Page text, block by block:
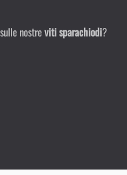
nostreviti sparachiodi?